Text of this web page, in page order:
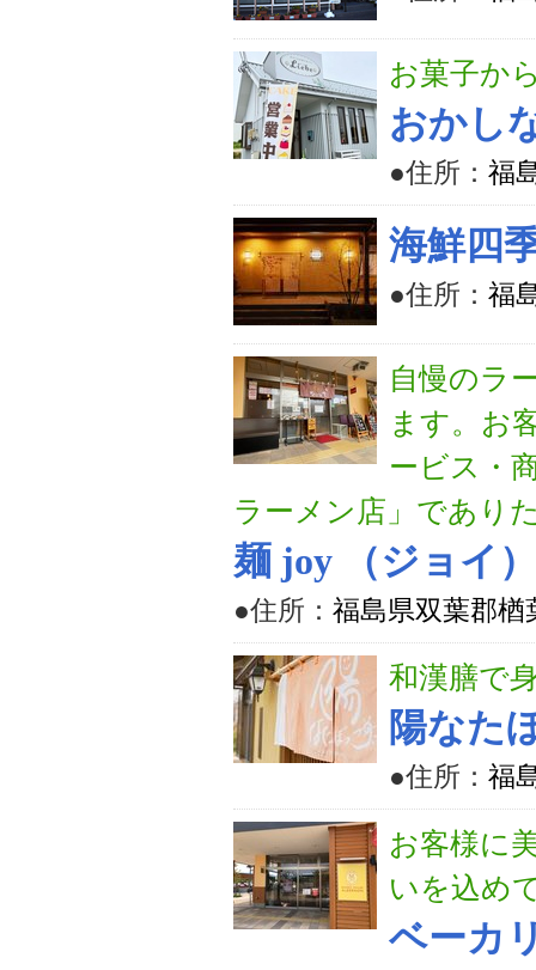
お菓子か
おかし
●住所： 福
海鮮四
●住所： 福
自慢のラ
ます。お
ービス・
ラーメン店」であり
麺 joy （ジョイ
●住所： 福島県双葉郡楢
和漢膳で
陽なた
●住所： 福
お客様に
いを込め
ベーカ